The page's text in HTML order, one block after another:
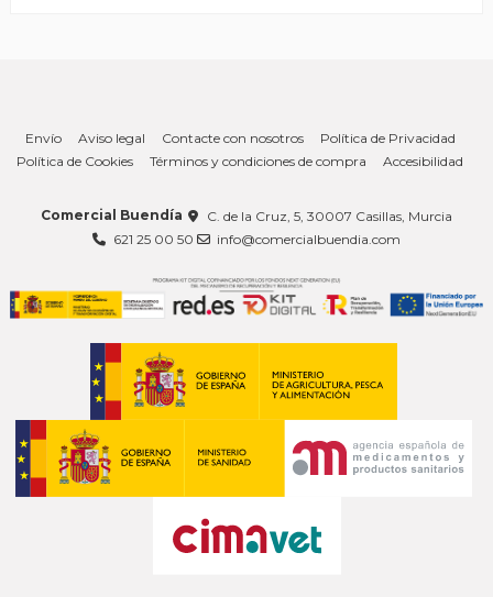
Envío Aviso legal Contacte con nosotros
Política de Privacidad
Política de Cookies
Términos y condiciones de compra Accesibilidad
Comercial Buendía
C. de la Cruz, 5, 30007 Casillas, Murcia
621 25 00 50
info@comercialbuendia.com